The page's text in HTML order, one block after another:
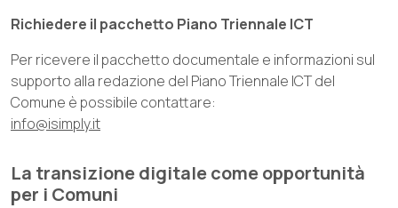
Richiedere il pacchetto Piano Triennale ICT
Per ricevere il pacchetto documentale e informazioni sul
supporto alla redazione del Piano Triennale ICT del
Comune è possibile contattare:
info@isimply.it
La transizione digitale come opportunità
per i Comuni